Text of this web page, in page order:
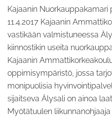
Kajaanin Nuorkauppakamari
11.4.2017 Kajaanin
vastikään valmistuneessa
kiinnostikin useita
Kajaanin
oppimisympäristö, jossa
monipuolisia
sijaitseva Älysali on ainoa
Myötätuulen